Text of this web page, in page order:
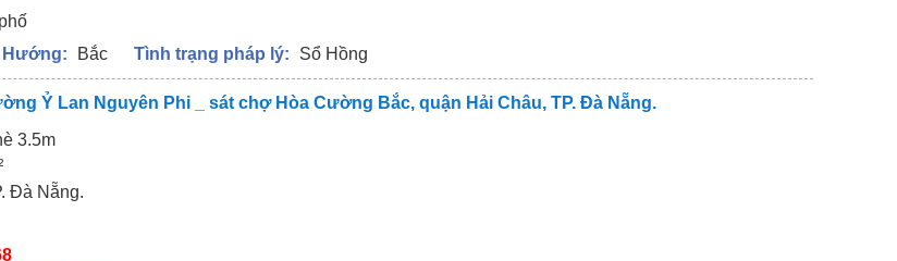
Hướng: Bắc Tình trạng pháp lý: Sổ Hồng
Ỷ Lan Nguyên Phi _ sát chợ Hòa Cường Bắc, quận Hải Châu, TP. Đà Nẵng.
3.5m
Đà Nẵng.